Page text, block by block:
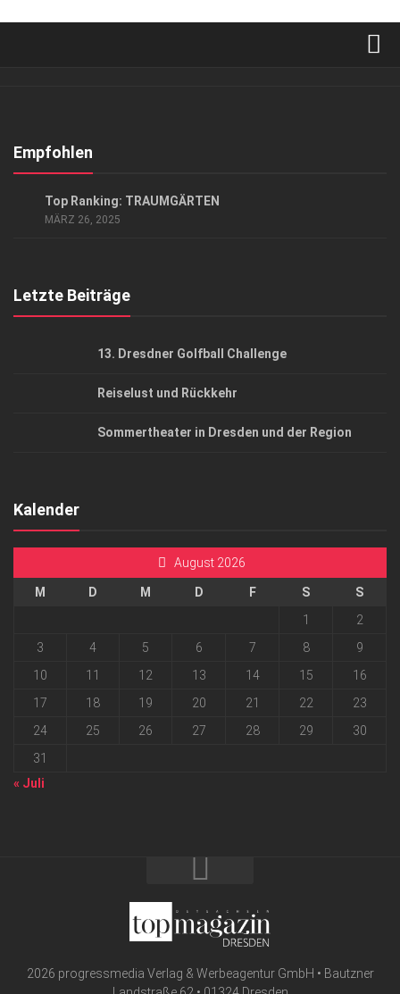
Kontakt, Impressum
Empfohlen
Top Ranking: TRAUMGÄRTEN
MÄRZ 26, 2025
Letzte Beiträge
13. Dresdner Golfball Challenge
Reiselust und Rückkehr
Sommertheater in Dresden und der Region
Kalender
August 2026
M D M D F S
S
1
2
3
4 5 6 7 8
9
10
11 12 13 14 15
16
17
18 19 20 21 22
23
24
25 26 27 28 29
30
31
« Juli
2026 progressmedia Verlag & Werbeagentur GmbH • Bautzner